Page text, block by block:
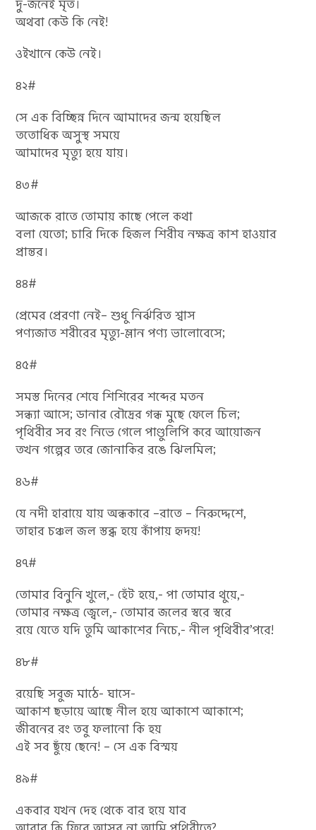
দু-জনেই মৃত।
অথবা কেউ কি নেই!
ওইখানে কেউ নেই।
৪২#
সে এক বিচ্ছিন্ন দিনে আমাদের জন্ম হয়েছিল
ততোধিক অসুস্থ সময়ে
আমাদের মৃত্যু হয়ে যায়।
৪৩#
আজকে রাতে তোমায় কাছে পেলে কথা
বলা যেতো; চারি দিকে হিজল শিরীষ নক্ষত্র কাশ হাওয়ার
প্রান্তর।
৪৪#
প্রেমের প্রেরণা নেই– শুধু নির্ঝরিত শ্বাস
পণ্যজাত শরীরের মৃত্যু-ম্লান পণ্য ভালোবেসে;
৪৫#
সমস্ত দিনের শেষে শিশিরের শব্দের মতন
সন্ধ্যা আসে; ডানার রৌদ্রের গন্ধ মুছে ফেলে চিল;
পৃথিবীর সব রং নিভে গেলে পাণ্ডুলিপি করে আয়োজন
তখন গল্পের তরে জোনাকির রঙে ঝিলমিল;
৪৬#
যে নদী হারায়ে যায় অন্ধকারে –রাতে – নিরুদ্দেশে,
তাহার চঞ্চল জল স্তব্ধ হয়ে কাঁপায় হৃদয়!
৪৭#
তোমার বিনুনি খুলে,- হেঁট হয়ে,- পা তোমার থুয়ে,-
তোমার নক্ষত্র জ্বেলে,- তোমার জলের স্বরে স্বরে
রয়ে যেতে যদি তুমি আকাশের নিচে,- নীল পৃথিবীর’পরে!
৪৮#
রয়েছি সবুজ মাঠে- ঘাসে-
আকাশ ছড়ায়ে আছে নীল হয়ে আকাশে আকাশে;
জীবনের রং তবু ফলানো কি হয়
এই সব ছুঁয়ে ছেনে! – সে এক বিস্ময়
৪৯#
একবার যখন দেহ থেকে বার হয়ে যাব